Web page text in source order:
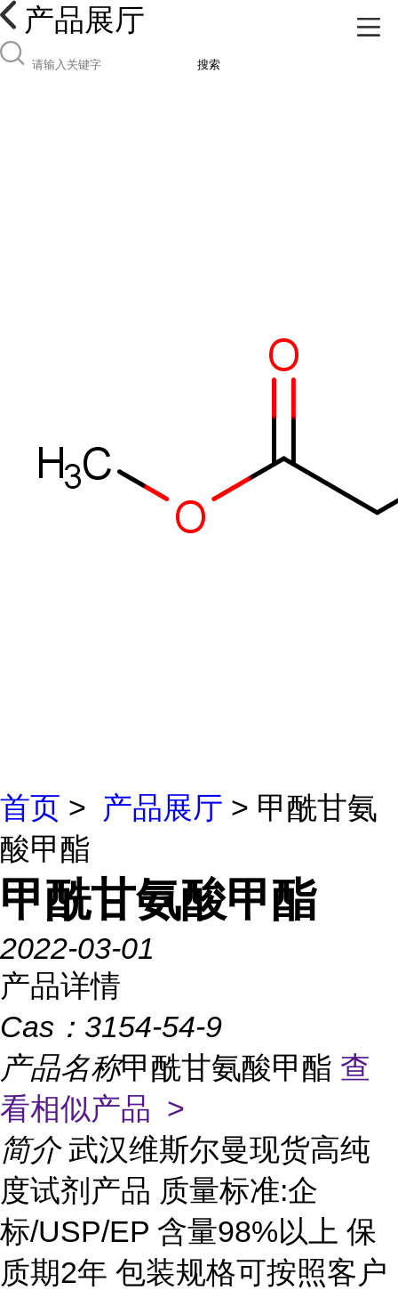
产品展厅
搜索
首页 > 产品展厅 > 甲酰甘氨
酸甲酯
甲酰甘氨酸甲酯
2022-03-01
产品详情
Cas： 3154-54-9
产品名称甲酰甘氨酸甲酯 查
看相似产品 >
简介 武汉维斯尔曼现货高纯
度试剂产品 质量标准:企
标/USP/EP 含量98%以上 保
质期2年 包装规格可按照客户